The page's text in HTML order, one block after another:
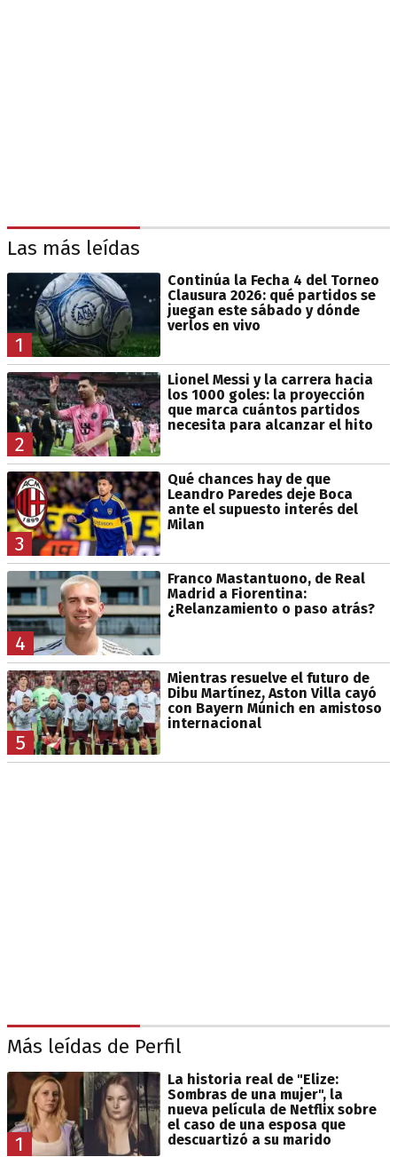
Las más leídas
1
Continúa la Fecha 4 del Torneo
Clausura 2026: qué partidos se
juegan este sábado y dónde
verlos en vivo
2
Lionel Messi y la carrera hacia
los 1000 goles: la proyección
que marca cuántos partidos
necesita para alcanzar el hito
3
Qué chances hay de que
Leandro Paredes deje Boca
ante el supuesto interés del
Milan
4
Franco Mastantuono, de Real
Madrid a Fiorentina:
¿Relanzamiento o paso atrás?
5
Mientras resuelve el futuro de
Dibu Martínez, Aston Villa cayó
con Bayern Múnich en amistoso
internacional
Más leídas de Perfil
1
La historia real de "Elize:
Sombras de una mujer", la
nueva película de Netflix sobre
el caso de una esposa que
descuartizó a su marido